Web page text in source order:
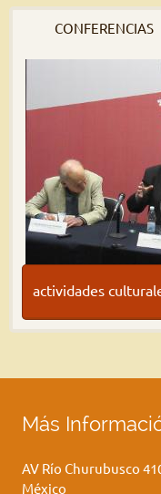
CONFERENCIAS
actividades
Más
AV Río Churubusco
México